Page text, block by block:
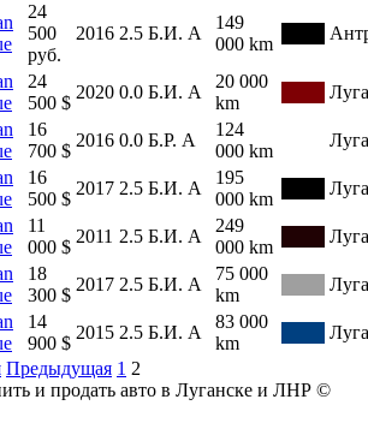
24
500
руб.
2016 2.5 Б.И. А
149
000 km
24
500 $
2020 0.0 Б.И. А
20 000
km
16
700 $
2016 0.0 Б.Р. А
124
000 km
16
500 $
2017 2.5 Б.И. А
195
000 km
11
000 $
2011 2.5 Б.И. А
249
000 km
18
300 $
2017 2.5 Б.И. А
75 000
km
14
900 $
2015 2.5 Б.И. А
83 000
km
Предыдущая 1 2
и продать авто в Луганске и ЛНР ©